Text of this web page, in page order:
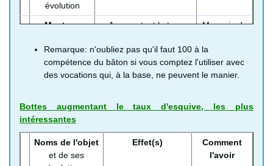
vent
évolution
Manteau
manteau de
dissimulation
Augmentent le taux
pour celui de
dissimulation
Magasin de
1000 PO
mantelet
macabre
Augmentent le taux
pour le macabre
13 500 PO
Bustier divin
uniquement
Augmente le taux
Alchimanach
Remarque: n'oubliez pas qu'il faut 100 à la
compétence du bâton si vous comptez l'utiliser avec
des vocations qui, à la base, ne peuvent le manier.
Bottes augmentant le taux d'esquive, les plus
intéressantes
Noms de l'objet
et de ses
Effet(s)
Comment
l'avoir